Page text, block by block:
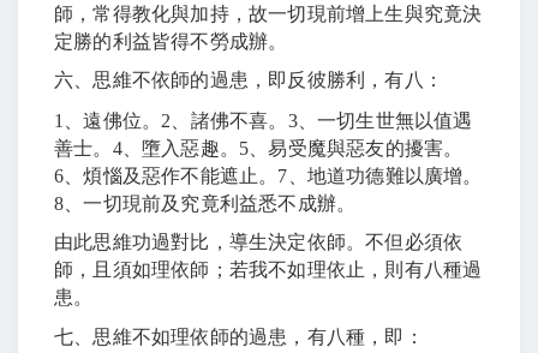
師，常得教化與加持，故一切現前增上生與究竟決
定勝的利益皆得不勞成辦。
六、思維不依師的過患，即反彼勝利，有八：
1
、遠佛位。 2 、諸佛不喜。 3、一切生世無以值遇
善士。 4、墮入惡趣。 5 、易受魔與惡友的擾害。
6 、煩惱及惡作不能遮止。 7 、地道功德難以廣增。
8 、一切現前及究竟利益悉不成辦。
由此思維功過對比，導生決定依師。不但必須依
師，且須如理依師；若我不如理依止，則有八種過
患。
七、思維不如理依師的過患，有八種，即：